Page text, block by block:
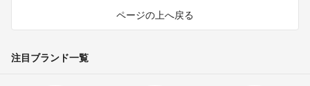
ページの上へ戻る
注目ブランド一覧